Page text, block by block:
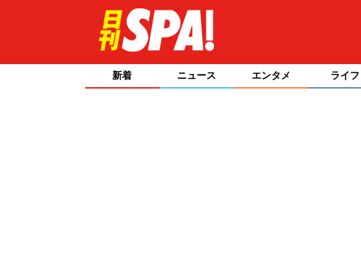
新着 ニュース エンタメ ライフ